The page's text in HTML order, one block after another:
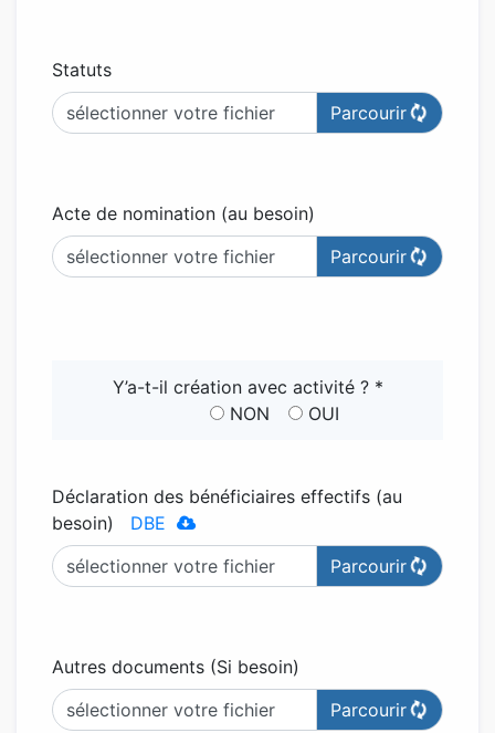
Statuts
sélectionner votre fichier
Acte de nomination (au besoin)
sélectionner votre fichier
Y’a-t-il création avec activité ? *
NON
OUI
Déclaration des bénéficiaires effectifs (au
besoin) DBE
sélectionner votre fichier
Autres documents (Si besoin)
sélectionner votre fichier